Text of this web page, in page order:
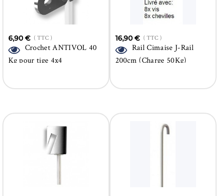
6,90 € ( TTC )
Crochet ANTIVOL 40
Kg pour tige 4x4
16,90 € ( TTC )
Rail Cimaise J-Rail
200cm (Charge 50Kg)